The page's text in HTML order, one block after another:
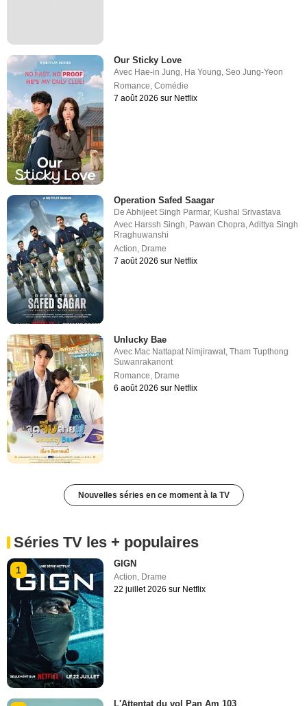
Our Sticky Love
Avec Hae-in Jung, Ha Young,Seo Jung-Yeon
Romance,Comédie
7 août 2026 sur Netflix
Operation Safed Saagar
DeAbhijeet Singh Parmar, Kushal Srivastava
Avec Harssh Singh Pawan Chopra ,Adittya Singh
Rraghuwanshi
Action Drame
7 août 2026 sur Netflix
Unlucky Bae
Avec Mac Nattapat Nimjirawat,Tham Tupthong
Suwanrakanont
Romance, Drame
6 août 2026 sur Netflix
Nouvelles séries en ce moment à la TV
Séries TV les + populaires
1
GIGN
Action, Drame
22 juillet 2026 sur Netflix
L'Attentat du vol Pan Am 103